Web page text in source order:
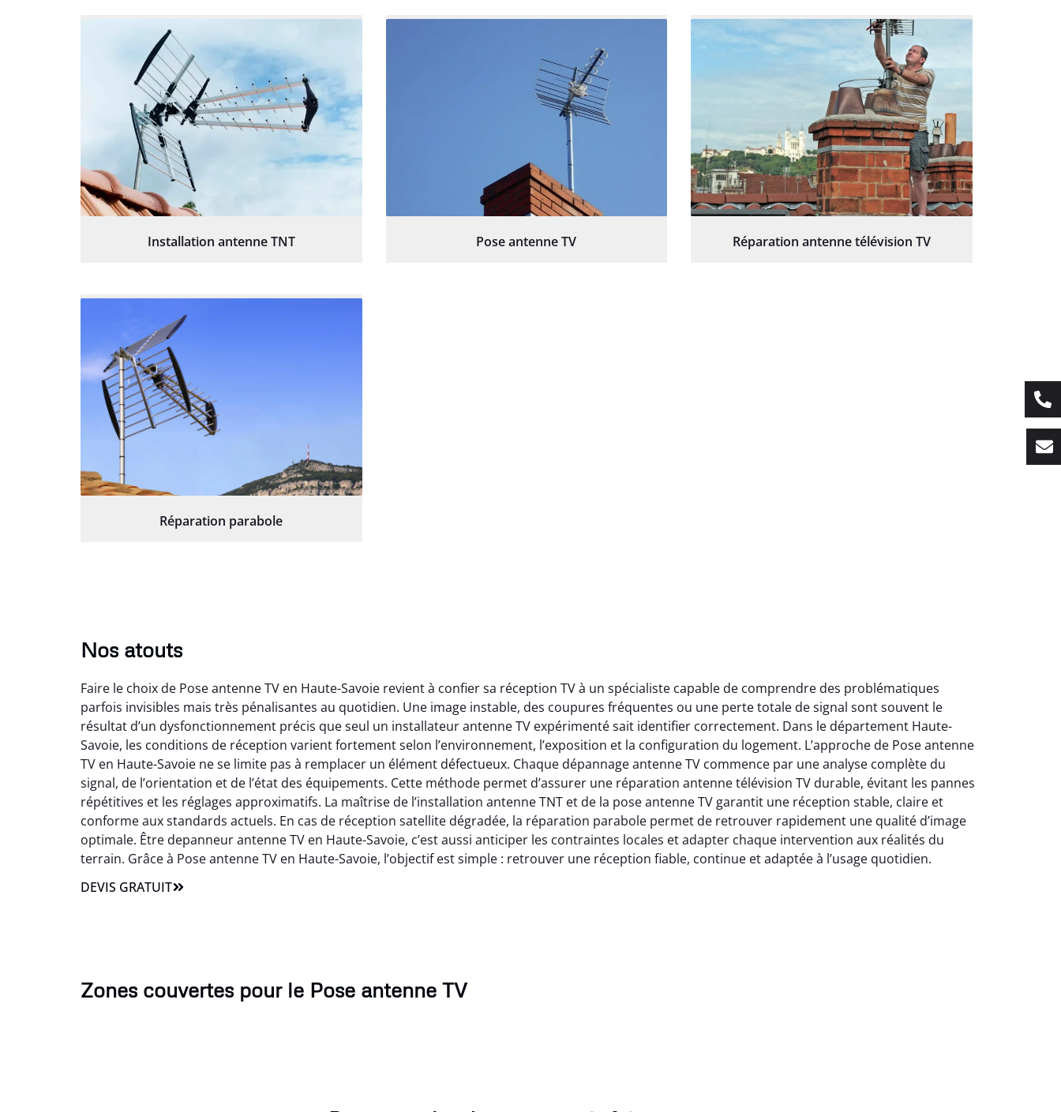
Installation antenne TNT Pose antenne TV Réparation antenne télévision TV
Réparation parabole
Nos atouts
Faire le choix de Pose antenne TV en Haute-Savoie revient à confier sa réception TV à un spécialiste capable de comprendre des problématiques
parfois invisibles mais très pénalisantes au quotidien. Une image instable, des coupures fréquentes ou une perte totale de signal sont souvent le
résultat d’un dysfonctionnement précis que seul un installateur antenne TV expérimenté sait identifier correctement. Dans le département Haute-
Savoie, les conditions de réception varient fortement selon l’environnement, l’exposition et la configuration du logement. L’approche de Pose antenne
TV en Haute-Savoie ne se limite pas à remplacer un élément défectueux. Chaque dépannage antenne TV commence par une analyse complète du
signal, de l’orientation et de l’état des équipements. Cette méthode permet d’assurer une réparation antenne télévision TV durable, évitant les pannes
répétitives et les réglages approximatifs. La maîtrise de l’installation antenne TNT et de la pose antenne TV garantit une réception stable, claire et
conforme aux standards actuels. En cas de réception satellite dégradée, la réparation parabole permet de retrouver rapidement une qualité d’image
optimale. Être depanneur antenne TV en Haute-Savoie, c’est aussi anticiper les contraintes locales et adapter chaque intervention aux réalités du
terrain. Grâce à Pose antenne TV en Haute-Savoie, l’objectif est simple : retrouver une réception fiable, continue et adaptée à l’usage quotidien.
DEVIS GRATUIT
Zones couvertes pour le Pose antenne TV